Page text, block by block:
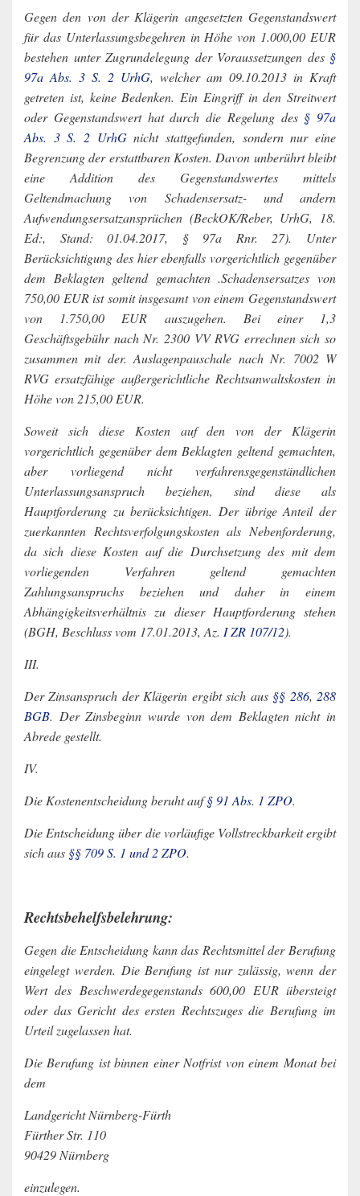
Gegen den von der Klägerin angesetzten Gegenstandswert
für das Unterlassungsbegehren in Höhe von 1.000,00 EUR
bestehen unter Zugrundelegung der Voraussetzungen des §
97a Abs. 3 S. 2 UrhG, welcher am 09.10.2013 in Kraft
getreten ist, keine Bedenken. Ein Eingriff in den Streitwert
oder Gegenstandswert hat durch die Regelung des § 97a
Abs. 3 S. 2 UrhGnicht stattgefunden, sondern nur eine
Begrenzung der erstattbaren Kosten. Davon unberührt bleibt
eine Addition des Gegenstandswertes mittels
Geltendmachung von Schadensersatz- und andern
Aufwendungsersatzansprüchen (BeckOK/Reber, UrhG, 18.
Ed:, Stand: 01.04.2017, § 97a Rnr. 27). Unter
Berücksichtigung des hier ebenfalls vorgerichtlich gegenüber
dem Beklagten geltend gemachten .Schadensersatzes von
750,00 EUR ist somit insgesamt von einem Gegenstandswert
von 1.750,00 EUR auszugehen. Bei einer 1,3
Geschäftsgebühr nach Nr. 2300 VV RVG errechnen sich so
zusammen mit der. Auslagenpauschale nach Nr. 7002 W
RVG ersatzfähige außergerichtliche Rechtsanwaltskosten in
Höhe von 215,00 EUR.
Soweit sich diese Kosten auf den von der Klägerin
vorgerichtlich gegenüber dem Beklagten geltend gemachten,
aber vorliegend nicht verfahrensgegenständlichen
Unterlassungsanspruch beziehen, sind diese als
Hauptforderung zu berücksichtigen. Der übrige Anteil der
zuerkannten Rechtsverfolgungskosten als Nebenforderung,
da sich diese Kosten auf die Durchsetzung des mit dem
vorliegenden Verfahren geltend gemachten
Zahlungsanspruchs beziehen und daher in einem
Abhängigkeitsverhältnis zu dieser Hauptforderung stehen
(BGH, Beschluss vom 17.01.2013, Az. I ZR 107/12).
III.
Der Zinsanspruch der Klägerin ergibt sich aus §§ 286, 288
BGB. Der Zinsbeginn wurde von dem Beklagten nicht in
Abrede gestellt.
IV.
Die Kostenentscheidung beruht auf§ 91 Abs. 1 ZPO.
Die Entscheidung über die vorläufige Vollstreckbarkeit ergibt
sich aus §§ 709 S. 1 und 2 ZPO.
Rechtsbehelfsbelehrung:
Gegen die Entscheidung kann das Rechtsmittel der Berufung
eingelegt werden. Die Berufung ist nur zulässig, wenn der
Wert des Beschwerdegegenstands 600,00 EUR übersteigt
oder das Gericht des ersten Rechtszuges die Berufung im
Urteil zugelassen hat.
Die Berufung ist binnen einer Notfrist von einem Monat bei
dem
Landgericht Nürnberg-Fürth
Fürther Str. 110
90429 Nürnberg
einzulegen.